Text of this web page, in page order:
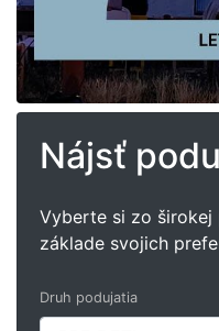
Nájsť
Vyberte si zo širokej
základe svojich
Druh podujatia